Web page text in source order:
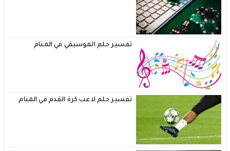
تفسير حلم الموسيقي في المنام
تفسير حلم لاعب كرة القدم في المنام